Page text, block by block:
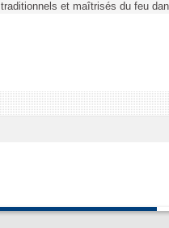
traditionnels et maîtrisés du feu